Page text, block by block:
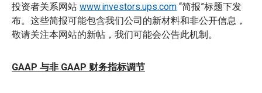
投资者关系网站 www.investors.ups.com “简报”标题下发
布。这些简报可能包含我们公司的新材料和非公开信息，
敬请关注本网站的新帖，我们可能会公告此机制。
GAAP 与非 GAAP 财务指标调节